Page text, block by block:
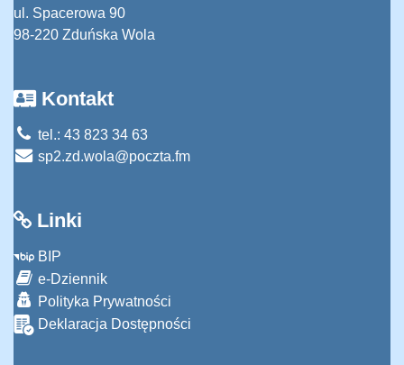
ul. Spacerowa 90
98-220 Zduńska Wola
Kontakt
tel.: 43 823 34 63
sp2.zd.wola@poczta.fm
Linki
BIP
e-Dziennik
Polityka Prywatności
Deklaracja Dostępności